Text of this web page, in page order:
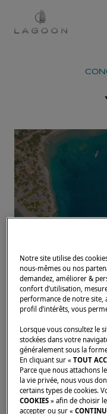
Accueil
Notre site utilise des
nous-mêmes ou nos
demandez, améliorer &
confort d’utilisation,
performance de notre site,
profil d’intérêts, vous
Lorsque vous consultez le
stockées dans votre
généralement sous la
En cliquant sur «TOUT
Parce que nous attachons
la vie privée, nous vous
certains types de cookies.
COOKIES » afin de choisir
accepter ou sur «